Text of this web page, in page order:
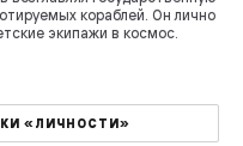
кораблей. Он лично
экипажи в космос.
«ЛИЧНОСТИ»